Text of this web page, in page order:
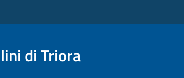
di Triora